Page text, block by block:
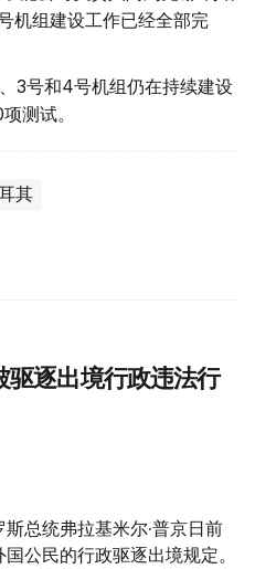
机组建设工作已经全部完
3号和4号机组仍在持续建设
测试。
其
驱逐出境行政违法行
斯总统弗拉基米尔·普京日前
公民的行政驱逐出境规定。